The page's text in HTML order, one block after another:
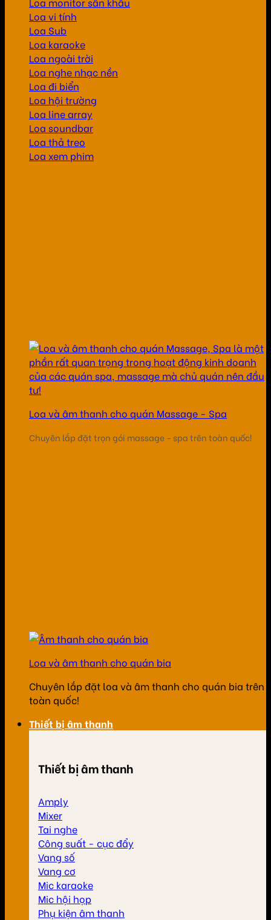
Loa vi tính
Loa Sub
Loa karaoke
Loa ngoài trời
Loa nghe nhạc nền
Loa đi biển
Loa hội trường
Loa line array
Loa soundbar
Loa thả treo
Loa xem phim
Loa và âm thanh cho quán Massage - Spa
Chuyên lắp đặt trọn gói massage - spa trên toàn quốc!
Loa và âm thanh cho quán bia
Chuyên lắp đặt loa và âm thanh cho quán bia trên
toàn quốc!
Thiết bị âm thanh
Thiết bị âm thanh
Amply
Mixer
Tai nghe
Công suất - cục đẩy
Vang số
Vang cơ
Mic karaoke
Mic hội họp
Phụ kiện âm thanh